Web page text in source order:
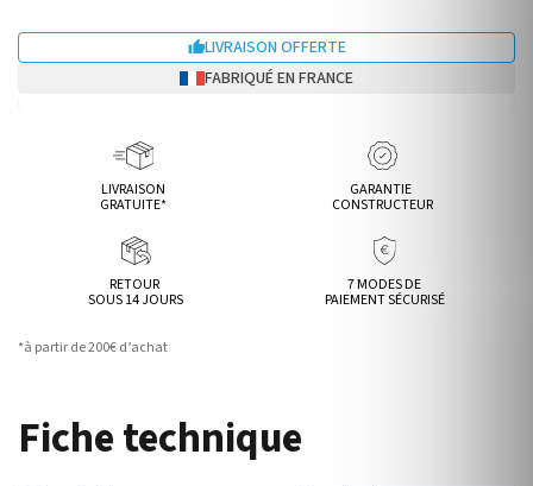
LIVRAISON OFFERTE
FABRIQUÉ EN FRANCE
LIVRAISON
GRATUITE*
GARANTIE
CONSTRUCTEUR
RETOUR
SOUS 14 JOURS
7 MODES DE
PAIEMENT SÉCURISÉ
*à partir de 200€ d’achat
Fiche technique